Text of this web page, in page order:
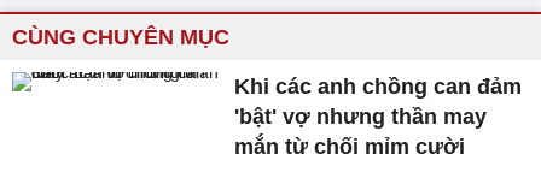
CÙNG CHUYÊN MỤC
Khi các anh chồng can đảm
'bật' vợ nhưng thần may
mắn từ chối mỉm cười